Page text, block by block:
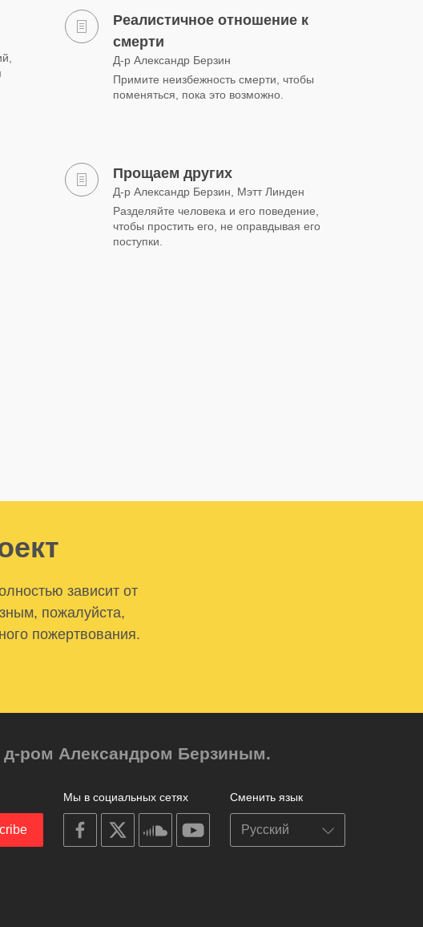
Реалистичное отношение к
смерти
Д-р Александр Берзин
Примите неизбежность смерти, чтобы
поменяться, пока это возможно.
Прощаем других
Д-р Александр Берзин, Мэтт Линден
Разделяйте человека и его поведение,
чтобы простить его, не оправдывая его
поступки.
зависит от
пожалуйста,
пожертвования.
д-ром Александром Берзиным.
Сменить язык
Мы в социальных сетях
on
facebook
on
on
soundcloudyoutube